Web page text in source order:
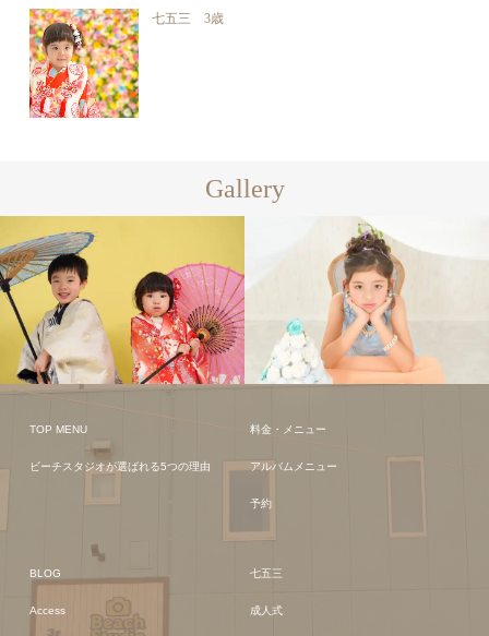
七五三 3歳
Gallery
TOP MENU
ビーチスタジオが選ばれる5つの理由
料金・メニュー
アルバムメニュー
予約
BLOG
Access
七五三
成人式